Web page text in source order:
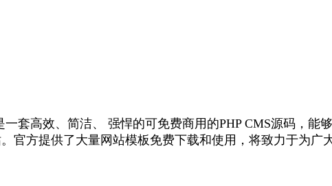
套高效、简洁、 强悍的可免费商用的PHP CMS源码，能
方提供了大量网站模板免费下载和使用，将致力于为广